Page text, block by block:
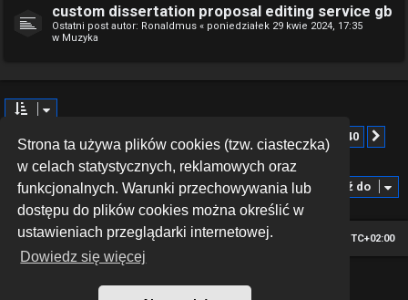
Strona ta używa plików cookies (tzw. ciasteczka)
w celach statystycznych, reklamowych oraz
funkcjonalnych. Warunki przechowywania lub
dostępu do plików cookies można określić w
ustawieniach przeglądarki internetowej.
Dowiedz się więcej
custom dissertation proposal editing service gb
Ostatni post autor: Ronaldmus « poniedziałek 29 kwie 2024, 17:35
w Muzyka
Znaleziono więcej niż 1000 wyników 40
Przejdź do
Strona główna Strefa czasowa UTC+02:00